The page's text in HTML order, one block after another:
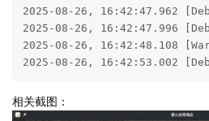
2025-08-26, 16:42:47.962
2025-08-26, 16:42:47.996
2025-08-26, 16:42:48.108
2025-08-26, 16:42:53.002
相关截图：